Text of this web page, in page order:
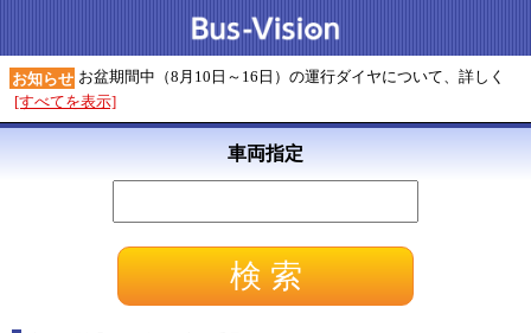
お知らせ お盆期間中（8月10日～16日）の運行ダイヤについて、詳しく
[すべてを表示]
車両指定